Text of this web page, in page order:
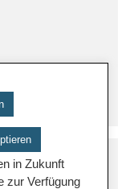
in Zukunft
zur Verfügung